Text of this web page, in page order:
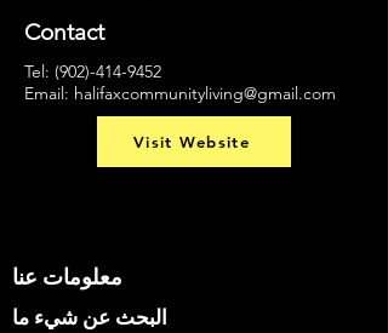
Contact
Tel: (902)-414-9452
Email: halifaxcommunityliving@gmail.com
Visit Website
معلومات عنا
البحث عن شيء ما